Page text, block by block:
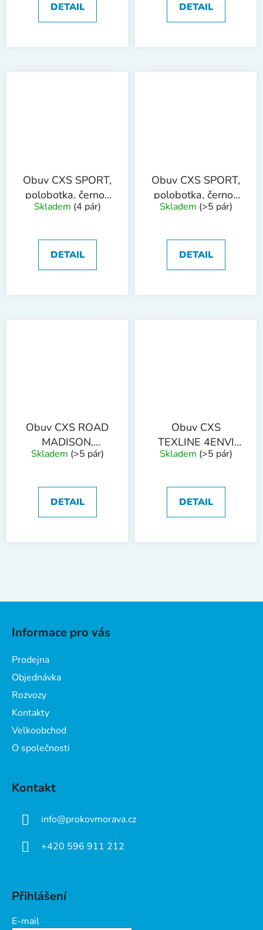
DETAIL DETAIL
Obuv CXS SPORT,
polobotka, černo-
zelená
Skladem (4 pár)
DETAIL
Obuv CXS SPORT,
polobotka, černo-
šedá
Skladem (>5 pár)
DETAIL
Obuv CXS ROAD
MADISON,
polobotka
Skladem (>5 pár)
DETAIL
Obuv CXS
TEXLINE 4ENVI
GREEN O1,
Skladem (>5 pár)
DETAIL
Informace pro vás
Prodejna
Objednávka
Rozvozy
Kontakty
Velkoobchod
O společnosti
Kontakt
info@prokovmorava.cz
+420 596 911 212
Přihlášení
E-mail